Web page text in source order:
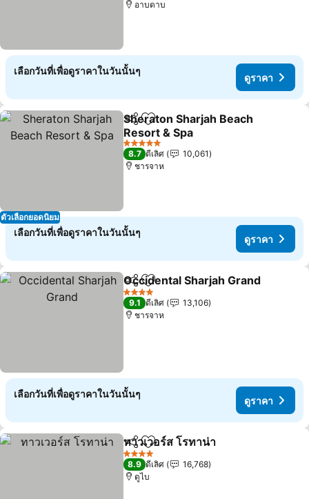
อาบดาบ
เลือกวันที่เพื่อดูราคาในวันนั้นๆ
ดูราคา
ตัวเลือกยอดนิยม
แชร์ เพิ่มในรายการโปรด
Sheraton Sharjah Beach
Resort & Spa
ดูราคา
5 ดาว
8.7 ดีเลิศ
10,061
ชารจาห
เลือกวันที่เพื่อดูราคาในวันนั้นๆ
ดูราคา
แชร์ เพิ่มในรายการโปรด
Occidental Sharjah Grand
4 ดาว
9.1 ดีเลิศ
13,106
ชารจาห
เลือกวันที่เพื่อดูราคาในวันนั้นๆ
ดูราคา
แชร์ เพิ่มในรายการโปรด
ทาวเวอร์ส โรทาน่า
4 ดาว
8.9 ดีเลิศ
16,768
ดูไบ